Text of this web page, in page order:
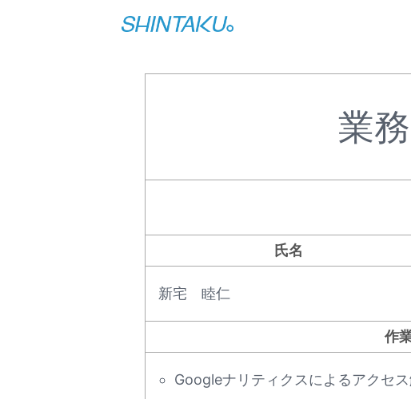
業
氏名
新宅 睦仁
作
Googleナリティクスによるアクセ